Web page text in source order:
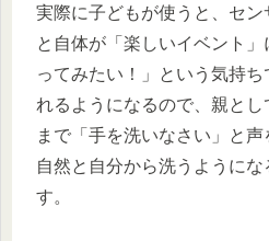
実際に子どもが使うと、セン
と自体が「楽しいイベント
ってみたい！」という気持ち
れるようになるので、親と
まで「手を洗いなさい」と声
自然と自分から洗うように
す。